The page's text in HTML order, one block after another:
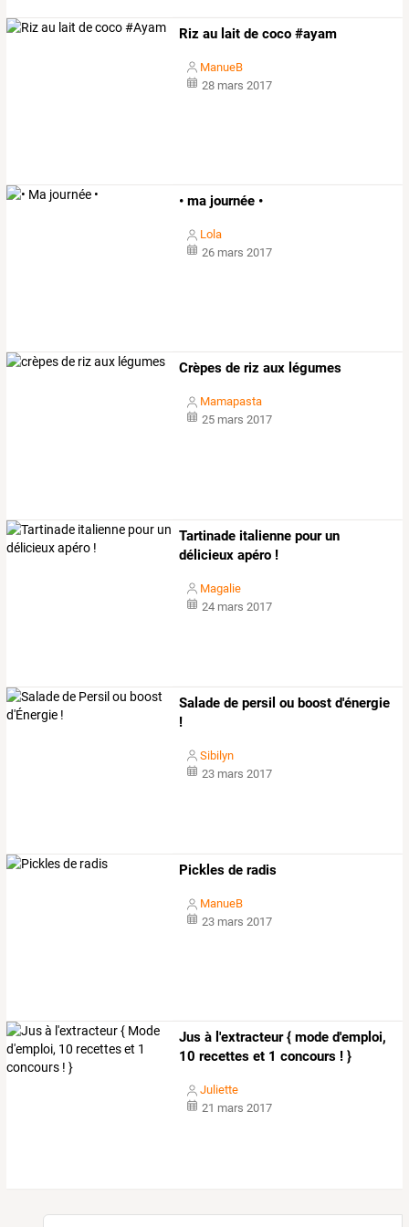
Riz au lait de coco #ayam
ManueB
28 mars 2017
• ma journée •
Lola
26 mars 2017
Crèpes de riz aux légumes
Mamapasta
25 mars 2017
Tartinade italienne pour un
délicieux apéro !
Magalie
24 mars 2017
Salade de persil ou boost d'énergie
!
Sibilyn
23 mars 2017
Pickles de radis
ManueB
23 mars 2017
Jus à l'extracteur { mode d'emploi,
10 recettes et 1 concours ! }
Juliette
21 mars 2017